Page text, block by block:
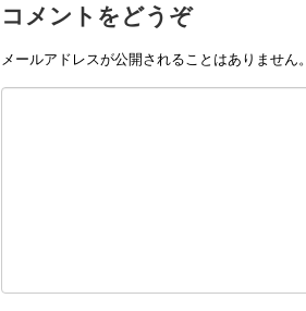
コメントをどうぞ
メールアドレスが公開されることはありません。